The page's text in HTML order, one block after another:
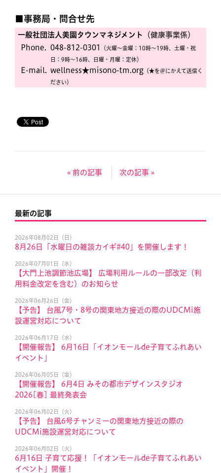
■事務局・問合せ先
一般社団法人美園タウンマネジメント
（健康事業係）
Phone.
048-812-0301 （火曜〜金曜：10時〜19時、土曜・祝
日：9時〜16時、日曜・月曜：定休）
E-mail. wellness★misono-tm.org （★を＠にかえて送信く
ださい）
« 前の記事 次の記事 »
最新の記事
2026年08月02日（日）
8月26日「水曜日の雑談カイギ#40」を開催します！
2026年07月01日（水）
【大門上池調節池広場】 広場利用ルールの一部改定（利
用料金改定を含む）のお知らせ
2026年06月26日（金）
【予告】 台風7号・8号の関東地方接近の際のUDCMi施
設運営対応について
2026年06月17日（水）
【開催報告】 6月16日「イオンモールde子育てふれあい
イベント」
2026年06月05日（金）
【開催報告】 6月4日 みその都市デザインスタジオ
2026[春] 最終発表会
2026年06月02日（火）
【予告】 台風6号チャンミーの関東地方接近の際の
UDCMi施設運営対応について
2026年06月02日（火）
6月16日 子育て応援！「イオンモールde子育てふれあい
イベント」開催！